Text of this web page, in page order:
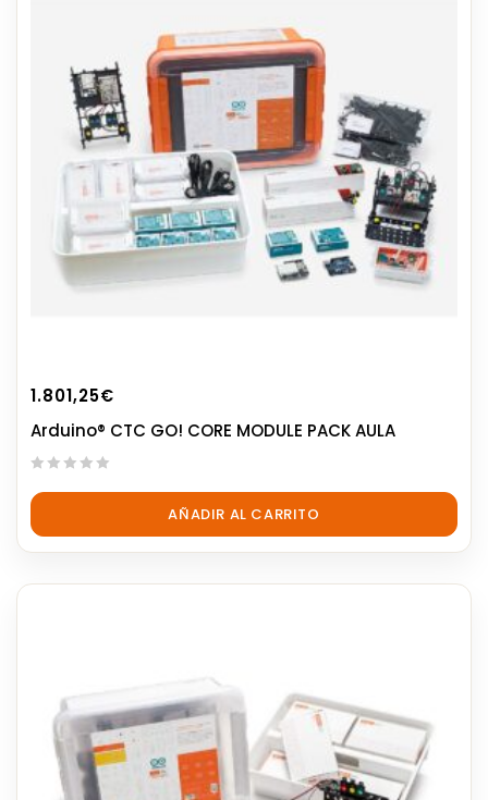
1.801,25€
Arduino® CTC GO! CORE MODULE PACK AULA
out
5
AÑADIR AL CARRITO